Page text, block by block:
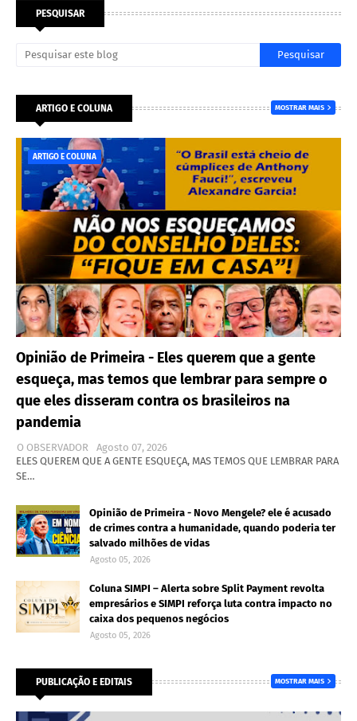
PESQUISAR
ARTIGO E COLUNA MOSTRAR MAIS
ARTIGO E COLUNA
Opinião de Primeira - Eles querem que a gente
esqueça, mas temos que lembrar para sempre o
que eles disseram contra os brasileiros na
pandemia
O OBSERVADOR
Agosto 07, 2026
ELES QUEREM QUE A GENTE ESQUEÇA, MAS TEMOS QUE LEMBRAR PARA
SE…
Opinião de Primeira - Novo Mengele? ele é acusado
de crimes contra a humanidade, quando poderia ter
salvado milhões de vidas
Agosto 05, 2026
Coluna SIMPI – Alerta sobre Split Payment revolta
empresários e SIMPI reforça luta contra impacto no
caixa dos pequenos negócios
Agosto 05, 2026
PUBLICAÇÃO E EDITAIS MOSTRAR MAIS